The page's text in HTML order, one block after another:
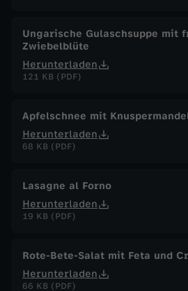
Ungarische Gulaschsuppe mit
Zwiebelblüte
Herunterladen
121 KB (PDF)
Apfelschnee mit
Herunterladen
68 KB (PDF)
Lasagne al Forno
Herunterladen
19 KB (PDF)
Rote-Bete-Salat mit Feta und
Herunterladen
66 KB (PDF)